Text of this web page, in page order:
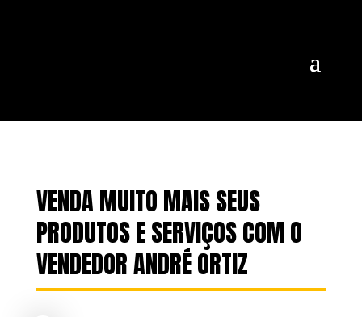
VENDA MUITO MAIS SEUS
PRODUTOS E SERVIÇOS COM O
VENDEDOR ANDRÉ ORTIZ